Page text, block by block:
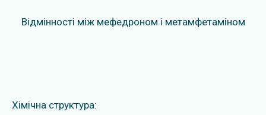
Відмінності між мефедроном і метамфетаміном
Хімічна структура: